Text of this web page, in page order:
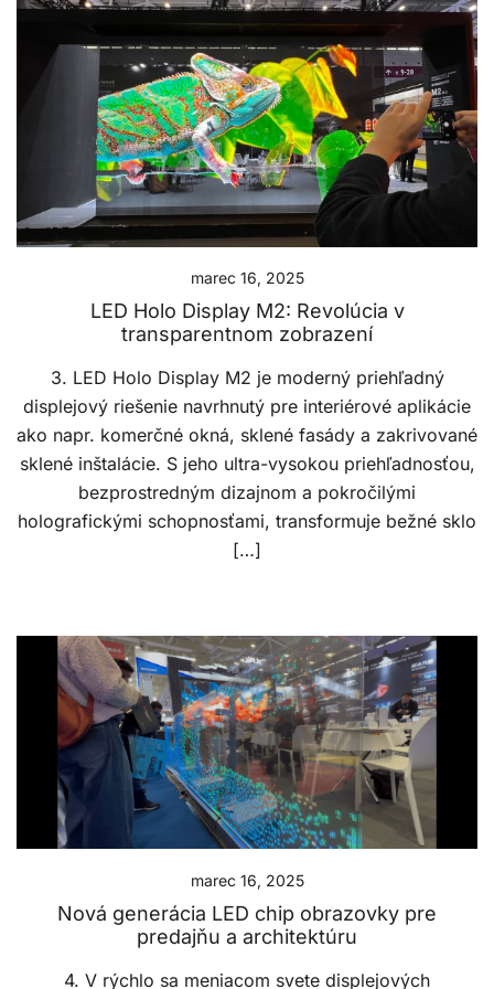
marec 16, 2025
LED Holo Display M2: Revolúcia v
transparentnom zobrazení
3. LED Holo Display M2 je moderný priehľadný
displejový riešenie navrhnutý pre interiérové aplikácie
ako napr. komerčné okná, sklené fasády a zakrivované
sklené inštalácie. S jeho ultra-vysokou priehľadnosťou,
bezprostredným dizajnom a pokročilými
holografickými schopnosťami, transformuje bežné sklo
[…]
marec 16, 2025
Nová generácia LED chip obrazovky pre
predajňu a architektúru
4. V rýchlo sa meniacom svete displejových